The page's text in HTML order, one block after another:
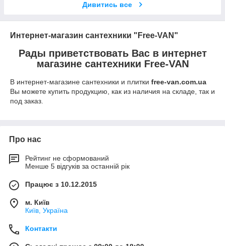
Дивитись все
Интернет-магазин сантехники "Free-VAN"
Рады приветствовать Вас в интернет
магазине сантехники Free-VAN
В интернет-магазине сантехники и плитки free-van.com.ua
Вы можете купить продукцию, как из наличия на складе, так и
под заказ.
Про нас
Рейтинг не сформований
Менше 5 відгуків за останній рік
Працює з 10.12.2015
м. Київ
Київ, Україна
Контакти